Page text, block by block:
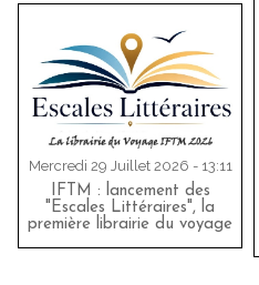
Mercredi 29 Juillet 2026 - 13:11
IFTM : lancement des
"Escales Littéraires", la
première librairie du voyage